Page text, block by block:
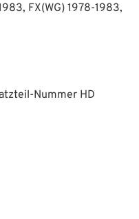
FX(WG) 1978-1983,
Nummer HD